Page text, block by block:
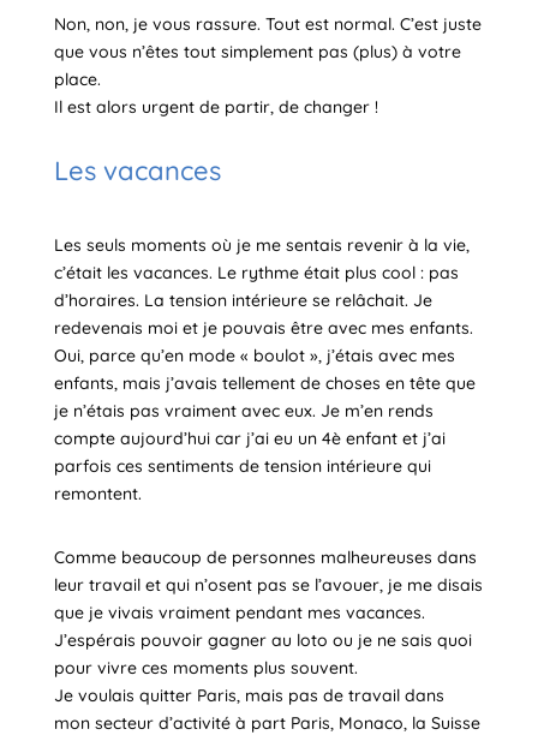
Non, non, je vous rassure. Tout est normal. C’est juste
que vous n’êtes tout simplement pas (plus) à votre
place.
Il est alors urgent de partir, de changer !
Les vacances
Les seuls moments où je me sentais revenir à la vie,
c’était les vacances. Le rythme était plus cool : pas
d’horaires. La tension intérieure se relâchait. Je
redevenais moi et je pouvais être avec mes enfants.
Oui, parce qu’en mode « boulot », j’étais avec mes
enfants, mais j’avais tellement de choses en tête que
je n’étais pas vraiment avec eux. Je m’en rends
compte aujourd’hui car j’ai eu un 4è enfant et j’ai
parfois ces sentiments de tension intérieure qui
remontent.
Comme beaucoup de personnes malheureuses dans
leur travail et qui n’osent pas se l’avouer, je me disais
que je vivais vraiment pendant mes vacances.
J’espérais pouvoir gagner au loto ou je ne sais quoi
pour vivre ces moments plus souvent.
Je voulais quitter Paris, mais pas de travail dans
mon secteur d’activité à part Paris, Monaco, la Suisse